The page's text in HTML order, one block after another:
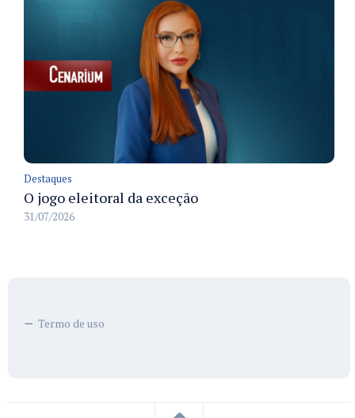
Destaques
O jogo eleitoral da exceção
31/07/2026
Termo de uso